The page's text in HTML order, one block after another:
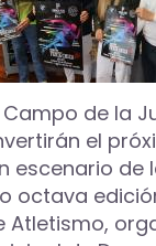
de la
el
escenario de
octava
Atletismo,